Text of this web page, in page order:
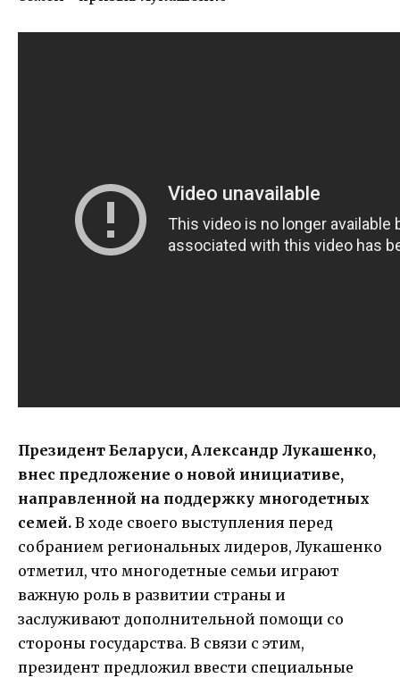
Президент Беларуси, Александр Лукашенко,
внес предложение о новой инициативе,
направленной на поддержку многодетных
семей. В ходе своего выступления перед
собранием региональных лидеров, Лукашенко
отметил, что многодетные семьи играют
важную роль в развитии страны и
заслуживают дополнительной помощи со
стороны государства. В связи с этим,
президент предложил ввести специальные